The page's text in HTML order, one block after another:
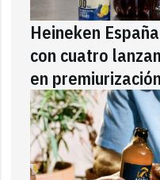
Heineken
con cuatro
en premiurización